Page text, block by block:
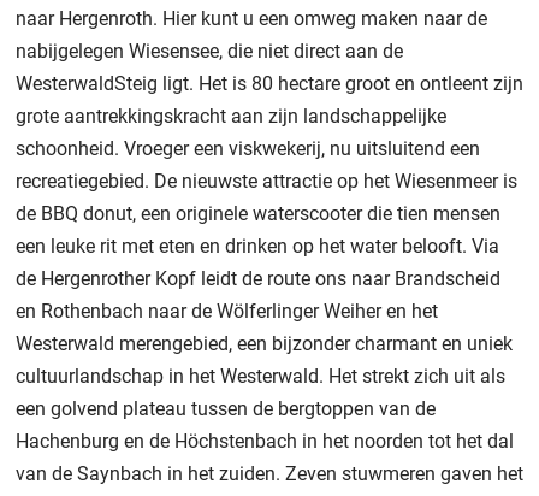
naar Hergenroth. Hier kunt u een omweg maken naar de
nabijgelegen Wiesensee, die niet direct aan de
WesterwaldSteig ligt. Het is 80 hectare groot en ontleent zijn
grote aantrekkingskracht aan zijn landschappelijke
schoonheid. Vroeger een viskwekerij, nu uitsluitend een
recreatiegebied. De nieuwste attractie op het Wiesenmeer is
de BBQ donut, een originele waterscooter die tien mensen
een leuke rit met eten en drinken op het water belooft. Via
de Hergenrother Kopf leidt de route ons naar Brandscheid
en Rothenbach naar de Wölferlinger Weiher en het
Westerwald merengebied, een bijzonder charmant en uniek
cultuurlandschap in het Westerwald. Het strekt zich uit als
een golvend plateau tussen de bergtoppen van de
Hachenburg en de Höchstenbach in het noorden tot het dal
van de Saynbach in het zuiden. Zeven stuwmeren gaven het